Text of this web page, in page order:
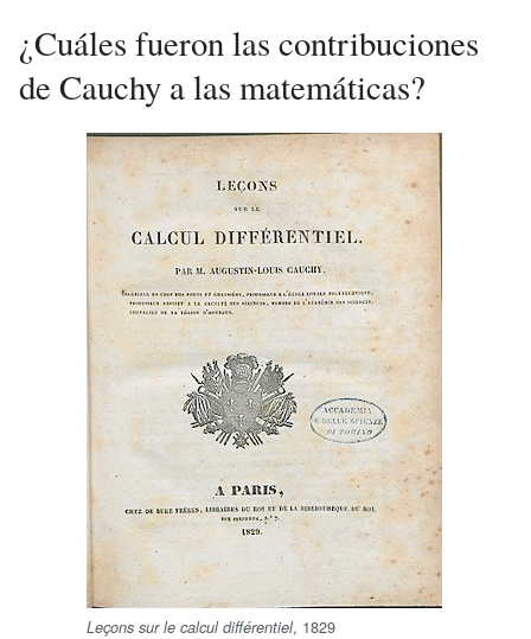
¿Cuáles fueron las contribuciones
de Cauchy a las matemáticas?
Leçons sur le calcul différentiel, 1829